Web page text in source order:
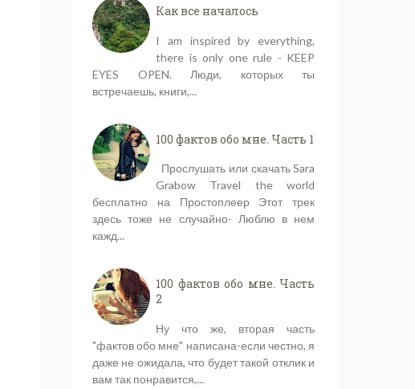
Как все началось
I am inspired by everything,
there is only one rule - KEEP
EYES OPEN. Люди, которых ты
встречаешь, книги,...
100 фактов обо мне. Часть 1
Прослушать или скачать Sara
Grabow Travel the world
бесплатно на Простоплеер Этот трек
здесь тоже не случайно- Люблю в нем
кажд...
100 фактов обо мне. Часть
2
Ну что же, вторая часть
"фактов обо мне" написана-если честно, я
даже не ожидала, что будет такой отклик и
вам так понравится,...